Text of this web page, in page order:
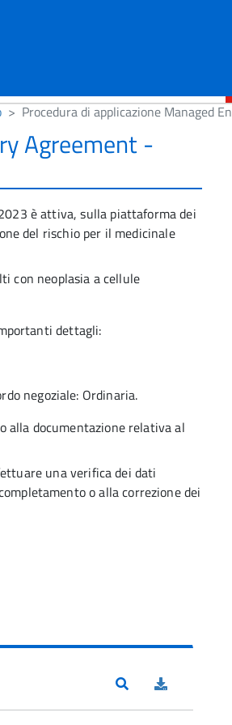
Procedura di applicazione Managed
Agreement -
è attiva, sulla piattaforma dei
del rischio per il medicinale
con neoplasia a cellule
dettagli:
negoziale: Ordinaria.
alla documentazione relativa al
una verifica dei dati
o alla correzione dei